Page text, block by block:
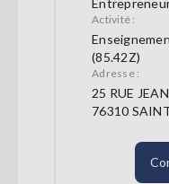
Activité :
(85.42Z)
Adresse :
25 RUE
76310